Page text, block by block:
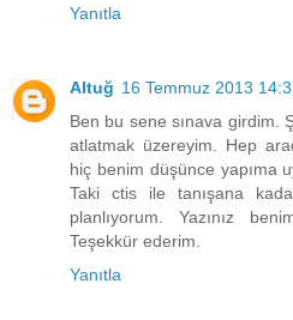
Yanıtla
Altuğ 16 Temmuz 2013
Ben bu sene sınava girdim.
atlatmak üzereyim. Hep
hiç benim düşünce yapıma
Taki ctis ile tanışana
planlıyorum. Yazınız
Teşekkür ederim.
Yanıtla